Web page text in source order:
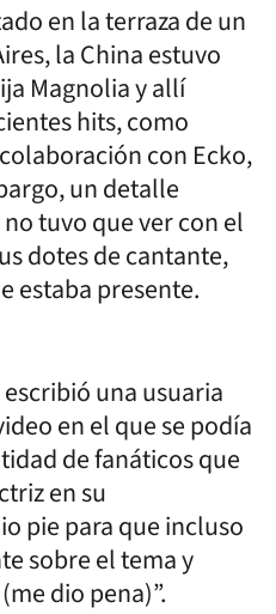
en la terraza de un
la China estuvo
Magnolia y allí
hits, como
con Ecko,
un detalle
tuvo que ver con el
dotes de cantante,
estaba presente.
escribió una usuaria
en el que se podía
de fanáticos que
en su
pie para que incluso
sobre el tema y
dio pena)”.